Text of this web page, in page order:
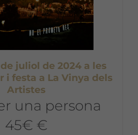
juliol de 2024 a les
i festa a La Vinya dels
Artistes
una persona
45€ €